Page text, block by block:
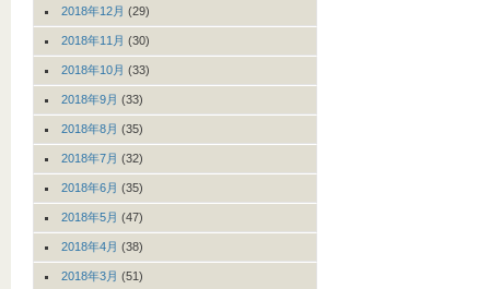
2018年12月 (29)
2018年11月 (30)
2018年10月 (33)
2018年9月 (33)
2018年8月 (35)
2018年7月 (32)
2018年6月 (35)
2018年5月 (47)
2018年4月 (38)
2018年3月 (51)